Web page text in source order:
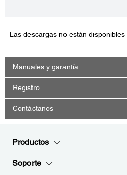
Las descargas no están
Manuales y garantía
Registro
Contáctanos
Productos
Soporte